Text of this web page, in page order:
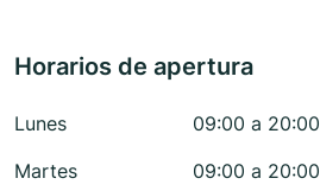
Horarios de apertura
Lunes
09:00 a 20:00
Martes
09:00 a 20:00